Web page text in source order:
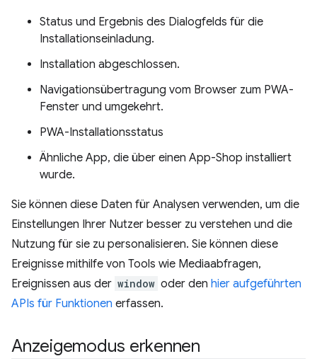
Status und Ergebnis des Dialogfelds für die
Installationseinladung.
Installation abgeschlossen.
Navigationsübertragung vom Browser zum PWA-
Fenster und umgekehrt.
PWA-Installationsstatus
Ähnliche App, die über einen App-Shop installiert
wurde.
Sie können diese Daten für Analysen verwenden, um die
Einstellungen Ihrer Nutzer besser zu verstehen und die
Nutzung für sie zu personalisieren. Sie können diese
Ereignisse mithilfe von Tools wie Mediaabfragen,
Ereignissen aus der window oder den hier aufgeführten
APIs für Funktionen erfassen.
Anzeigemodus erkennen